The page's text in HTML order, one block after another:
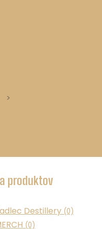
>
produktov
Destillery (0)
(0)